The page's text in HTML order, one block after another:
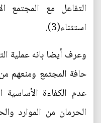
التفاعل مع المجتمع
استثناء(3).
وعرف أيضا بانه عملية
حافة المجتمع ومنعهم
عدم الكفاءة
الحرمان من الموارد